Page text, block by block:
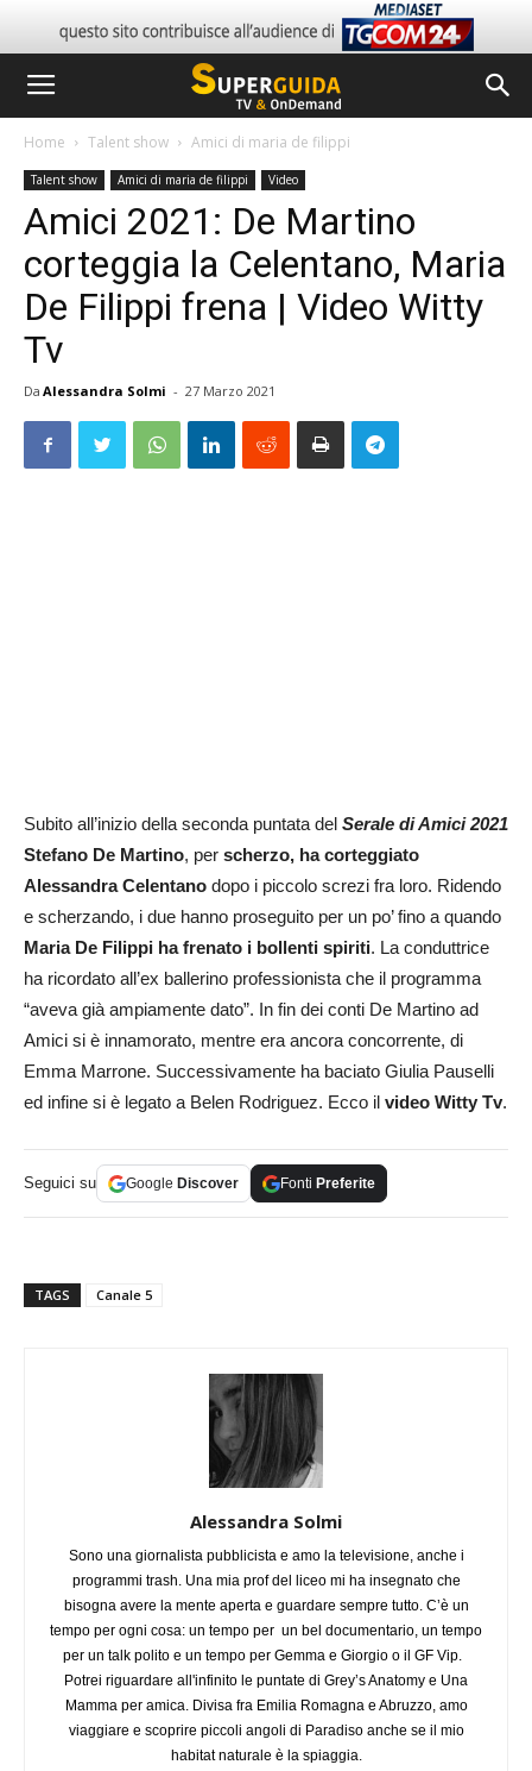
Home Talent show Amici di maria de filippi
Talent show Amici di maria de filippi Video
Amici 2021: De Martino
corteggia la Celentano, Maria
De Filippi frena | Video Witty
Tv
Da Alessandra Solmi - 27 Marzo 2021
Subito all’inizio della seconda puntata del Serale di Amici 2021
Stefano De Martino, per scherzo, ha corteggiato
Alessandra Celentano dopo i piccolo screzi fra loro. Ridendo
e scherzando, i due hanno proseguito per un po’ fino a quando
Maria De Filippi ha frenato i bollenti spiriti. La conduttrice
ha ricordato all’ex ballerino professionista che il programma
“aveva già ampiamente dato”. In fin dei conti De Martino ad
Amici si è innamorato, mentre era ancora concorrente, di
Emma Marrone. Successivamente ha baciato Giulia Pauselli
ed infine si è legato a Belen Rodriguez. Ecco il video Witty Tv.
Seguici su Google Discover Fonti Preferite
TAGS Canale 5
Alessandra Solmi
Sono una giornalista pubblicista e amo la televisione, anche i
programmi trash. Una mia prof del liceo mi ha insegnato che
bisogna avere la mente aperta e guardare sempre tutto. C’è un
tempo per ogni cosa: un tempo per un bel documentario, un tempo
per un talk polito e un tempo per Gemma e Giorgio o il GF Vip.
Potrei riguardare all'infinito le puntate di Grey’s Anatomy e Una
Mamma per amica. Divisa fra Emilia Romagna e Abruzzo, amo
viaggiare e scoprire piccoli angoli di Paradiso anche se il mio
habitat naturale è la spiaggia.